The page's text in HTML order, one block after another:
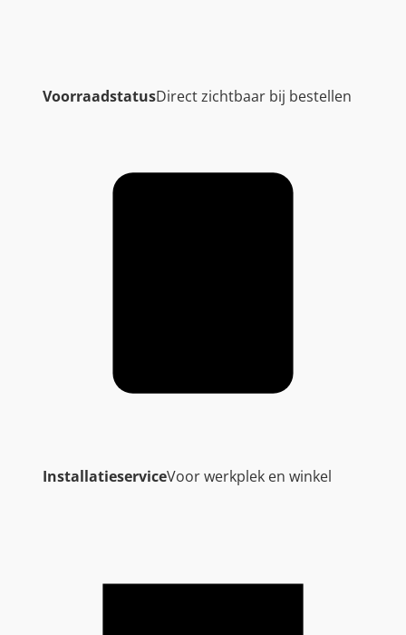
VoorraadstatusDirect zichtbaar bij bestellen
InstallatieserviceVoor werkplek en winkel